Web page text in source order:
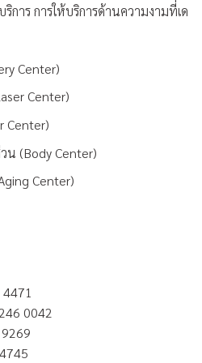
การ การให้บริการด้านความงามที่เด
Center)
Center)
Center)
น (Body Center)
Center)
0042